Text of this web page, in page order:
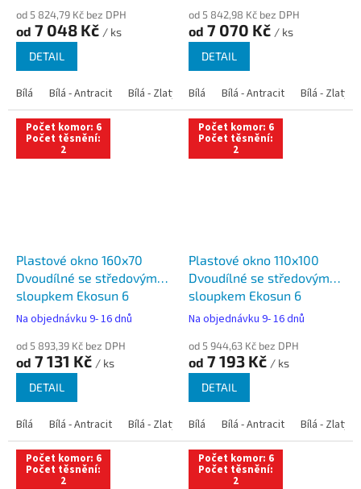
od 5 824,79 Kč bez DPH
od 7 048 Kč / ks
DETAIL
Bílá Bílá - Antracit Bílá - Zlatý dub Bílá - Tmavý dub Bílá -
od 5 842,98 Kč bez DPH
od 7 070 Kč / ks
DETAIL
Bílá Bílá - Antracit Bílá - Zlatý
Počet komor: 6
Počet těsnění:
2
Plastové okno 160x70
Dvoudílné se středovým
sloupkem Ekosun 6
Na objednávku 9- 16 dnů
od 5 893,39 Kč bez DPH
od 7 131 Kč / ks
DETAIL
Bílá Bílá - Antracit Bílá - Zlatý dub Bílá - Tmavý dub Bílá -
Počet komor: 6
Počet těsnění:
2
Plastové okno 110x100
Dvoudílné se středovým
sloupkem Ekosun 6
Na objednávku 9- 16 dnů
od 5 944,63 Kč bez DPH
od 7 193 Kč / ks
DETAIL
Bílá Bílá - Antracit Bílá - Zlatý
Počet komor: 6
Počet těsnění:
2
Počet komor: 6
Počet těsnění:
2